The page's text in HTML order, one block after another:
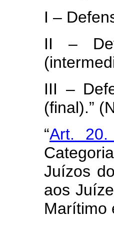
I –
II –
III –
(final).”
“Art.
Juízos
aos
Marítimo